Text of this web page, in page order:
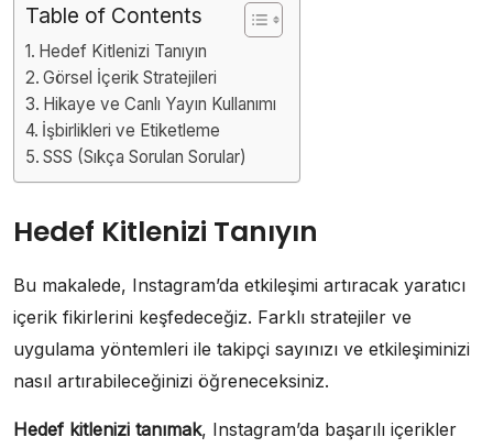
Table of Contents
Hedef Kitlenizi Tanıyın
Görsel İçerik Stratejileri
Hikaye ve Canlı Yayın Kullanımı
İşbirlikleri ve Etiketleme
SSS (Sıkça Sorulan Sorular)
Hedef Kitlenizi Tanıyın
Bu makalede, Instagram’da etkileşimi artıracak yaratıcı
içerik fikirlerini keşfedeceğiz. Farklı stratejiler ve
uygulama yöntemleri ile takipçi sayınızı ve etkileşiminizi
nasıl artırabileceğinizi öğreneceksiniz.
Hedef kitlenizi tanımak, Instagram’da başarılı içerikler